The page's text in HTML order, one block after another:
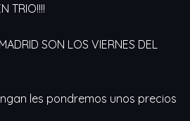
TRIO!!!!
SON LOS VIERNES DEL
les pondremos unos precios